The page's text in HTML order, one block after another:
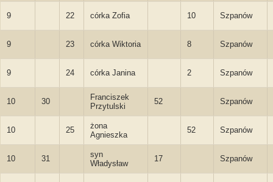
9 22 córka Zofia 10 Szpanów
9 23 córka Wiktoria 8 Szpanów
9 24 córka Janina 2 Szpanów
10 30
Franciszek
Przytulski
52 Szpanów
10 25
żona
Agnieszka
52 Szpanów
10 31
syn
Władysław
17 Szpanów